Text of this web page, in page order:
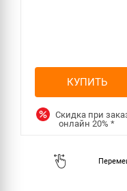
КУПИТЬ
Скидка при
онлайн20%*